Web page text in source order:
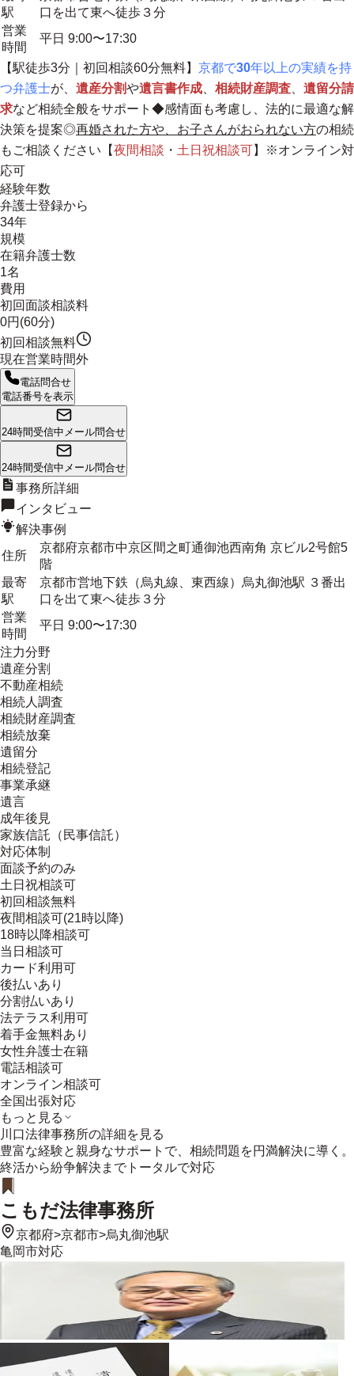
駅
口を出て東へ徒歩３分
営業
時間
平日 9:00〜17:30
【駅徒歩3分｜初回相談60分無料】 京都で30年以上の実績を持
つ弁護士が、 遺産分割や遺言書作成 相続財産調査
遺留分請
求など相続全般をサポート◆感情面も考慮し、法的に最適な解
決策を提案◎再婚された方や、お子さんがおられない方の相続
もご相談ください【夜間相談 ・ 土日祝相談可】※オンライン対
応可
経験年数
弁護士登録から
34年
規模
在籍弁護士数
1名
費用
初回面談相談料
0円(60分)
初回相談無料
現在営業時間外
電話問合せ
電話番号を表示
24時間受信中 メール問合せ
24時間受信中 メール問合せ
事務所詳細
インタビュー
解決事例
住所
京都府京都市中京区間之町通御池西南角 京ビル2号館5
階
最寄
駅
京都市営地下鉄（烏丸線、東西線）烏丸御池駅 ３番出
口を出て東へ徒歩３分
営業
時間
平日 9:00〜17:30
注力分野
遺産分割
不動産相続
相続人調査
相続財産調査
相続放棄
遺留分
相続登記
事業承継
遺言
成年後見
家族信託（民事信託）
対応体制
面談予約のみ
土日祝相談可
初回相談無料
夜間相談可(21時以降)
18時以降相談可
当日相談可
カード利用可
後払いあり
分割払いあり
法テラス利用可
着手金無料あり
女性弁護士在籍
電話相談可
オンライン相談可
全国出張対応
もっと見る
川口法律事務所の詳細を見る
豊富な経験と親身なサポートで、相続問題を円満解決に導く。
終活から紛争解決までトータルで対応
こもだ法律事務所
京都府>京都市>烏丸御池駅
亀岡市対応